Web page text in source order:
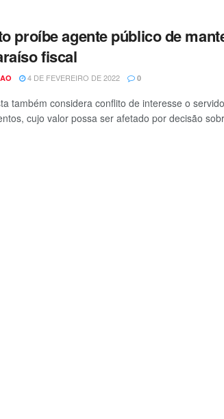
proíbe agente público de
fiscal
4 DE FEVEREIRO DE 2022 0
também considera conflito de interesse o
cujo valor possa ser afetado por decisão